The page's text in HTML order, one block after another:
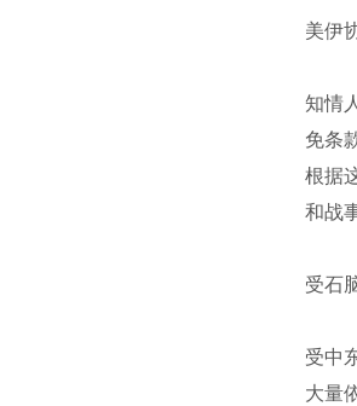
美伊
知情
免条
根据
和战
受石
受中
大量